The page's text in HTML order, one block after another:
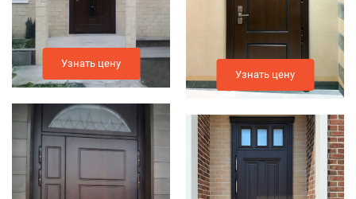
Узнать цену
Узнать цену